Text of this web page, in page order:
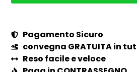
Pagamento Sicuro
convegna GRATUITA in
Reso facile e veloce